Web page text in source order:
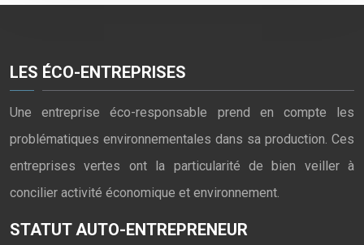
LES ÉCO-ENTREPRISES
Une entreprise éco-responsable prend en compte les
problématiques environnementales dans sa production. Ces
entreprises vertes ont la particularité de bien veiller à
concilier activité économique et environnement.
STATUT AUTO-ENTREPRENEUR